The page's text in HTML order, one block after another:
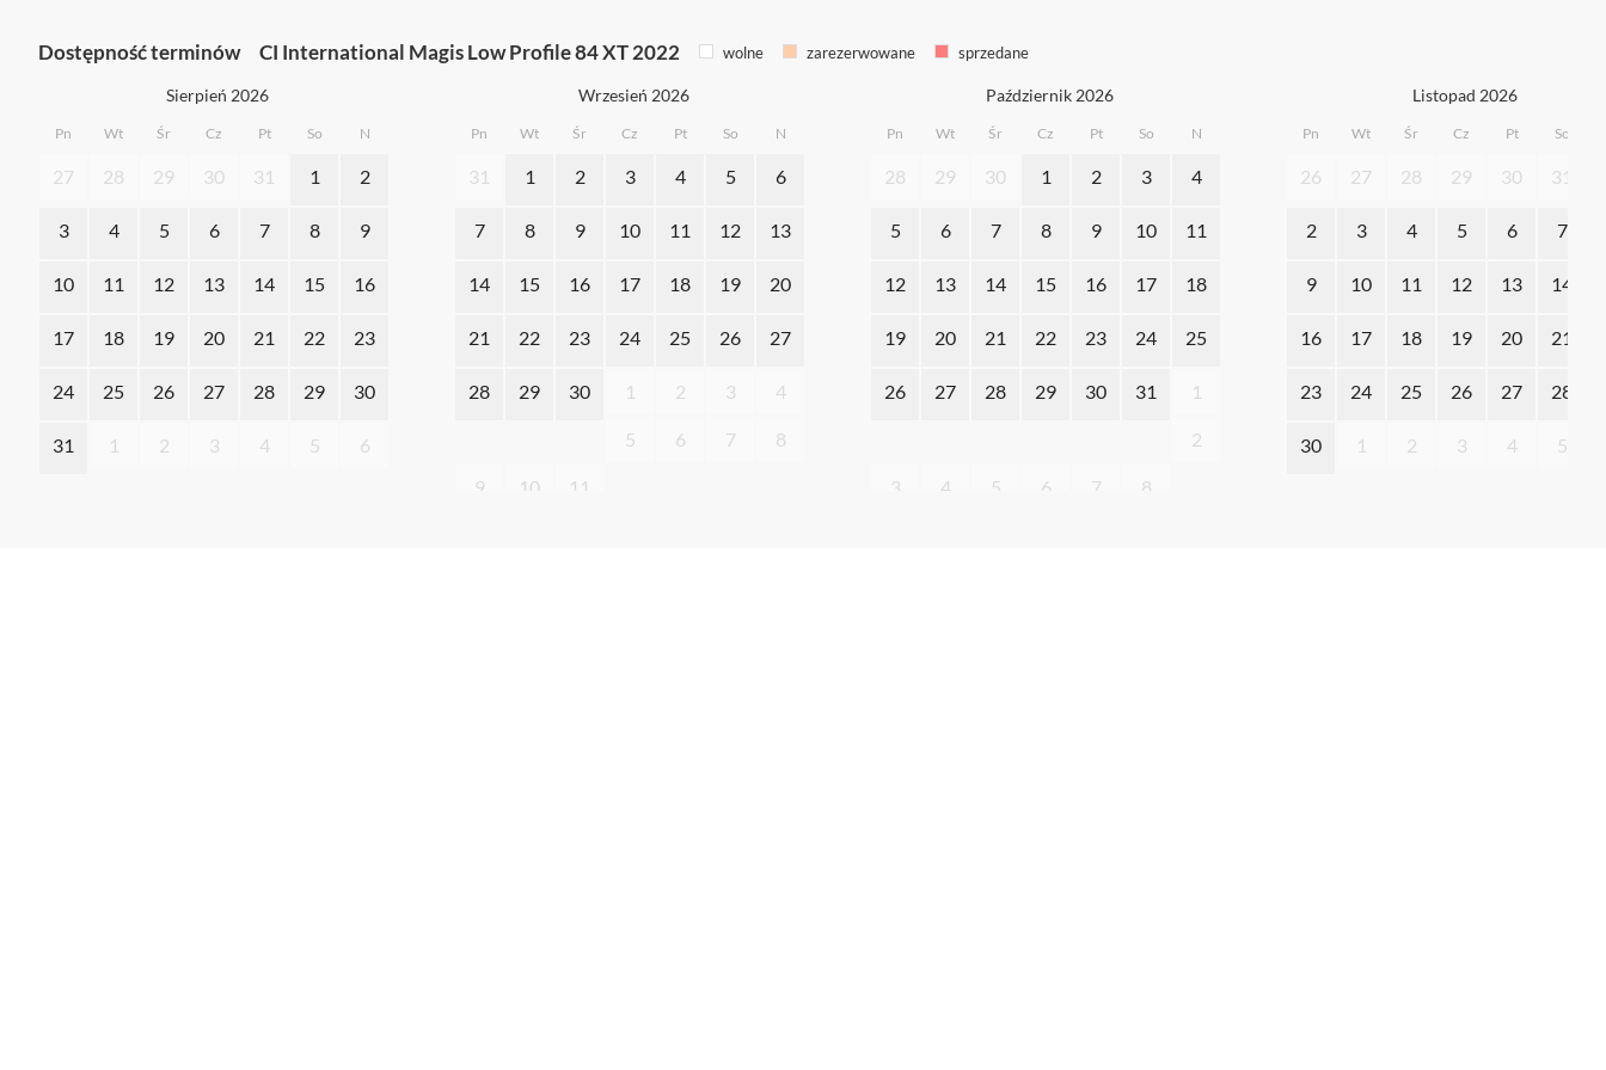
Dostępność terminów CI International Magis Low Profile 84 XT 2022 wolne zarezerwowane sprzedane
Sierpień 2026
Pn Wt Śr Cz Pt So N
27 28 29 30 31 1 2
3 4 5 6 7 8 9
10 11 12 13 14 15 16
17 18 19 20 21 22 23
24 25 26 27 28 29 30
31 1 2 3 4 5 6
Wrzesień 2026
Pn Wt Śr Cz Pt So N
31 1 2 3 4 5 6
7 8 9 10 11 12 13
14 15 16 17 18 19 20
21 22 23 24 25 26 27
28 29 30 1 2 3 4
5 6 7 8
9 10 11
Październik 2026
Pn Wt Śr Cz Pt So N
28 29 30 1 2 3 4
5 6 7 8 9 10 11
12 13 14 15 16 17 18
19 20 21 22 23 24 25
26 27 28 29 30 31 1
2
3 4 5 6 7 8
Listopad 2026
Pn Wt Śr Cz Pt So
26 27 28 29 30 31
2 3 4 5 6 7
9 10 11 12 13 14
16 17 18 19 20 21
23 24 25 26 27 28
30 1 2 3 4 5